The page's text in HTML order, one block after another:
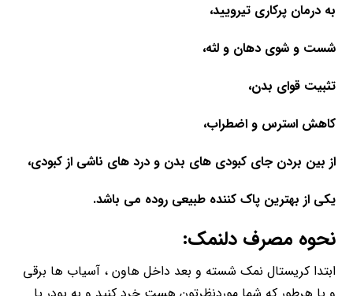
به درمان پرکاری تیرویید،
شست و شوی دهان و لثه،
تثبیت قوای بدن،
کاهش استرس و اضطراب،
از بین بردن جای کبودی های بدن و درد های ناشی از کبودی،
یکی از بهترین پاک کننده طبیعی روده می باشد.
نحوه مصرف دلنمک:
ابتدا کریستال نمک شسته و بعد داخل هاون ، آسیاب ها برقی